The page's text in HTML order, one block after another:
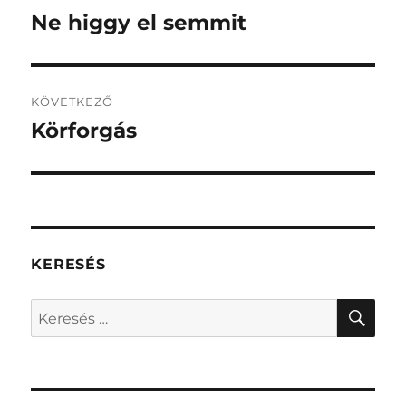
navigáció
Korábbi
Ne higgy el semmit
KÖVETKEZŐ
Következő
Körforgás
KERESÉS
Keresés
a
kifejezésre: